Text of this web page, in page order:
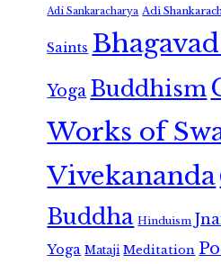
Adi Sankaracharya Adi
Saints
Yoga Buddhism
Works of
Vivekananda
Buddha Hinduism
Yoga Mataji Meditation